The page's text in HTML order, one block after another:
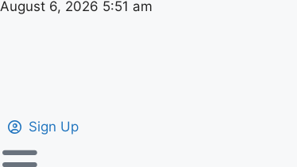
August 6, 2026 5:51 am
Sign Up